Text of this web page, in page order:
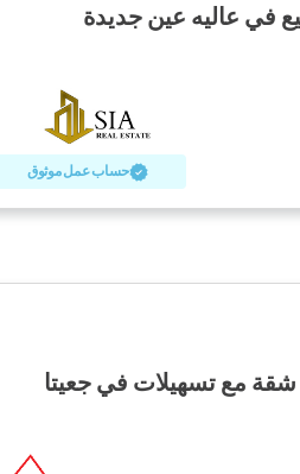
حساب عمل موثوق